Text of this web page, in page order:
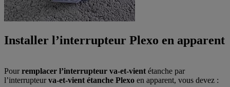
Installer l’interrupteur Plexo en apparent
Pourremplacer l’interrupteur va-et-vient étanche par
l’interrupteurva-et-vient étanche Plexo en apparent, vous devez :